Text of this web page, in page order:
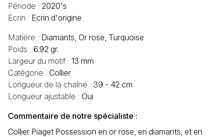
Période : 2020's
Ecrin : Ecrin d'origine
Matière : Diamants, Or rose, Turquoise
Poids : 6.92 gr.
Largeur du motif : 13 mm
Catégorie : Collier
Longueur de la chaîne : 39 - 42 cm
Longueur ajustable : Oui
Commentaire de notre spécialiste :
Collier Piaget Possession en or rose, en diamants, et en